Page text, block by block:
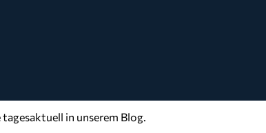
tagesaktuell in unserem Blog.